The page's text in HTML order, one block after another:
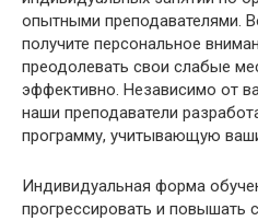
опытными преподавателями.
получите персональное
преодолевать свои слабые
эффективно. Независимо от
наши преподаватели
программу, учитывающую
Индивидуальная форма
прогрессировать и повышать